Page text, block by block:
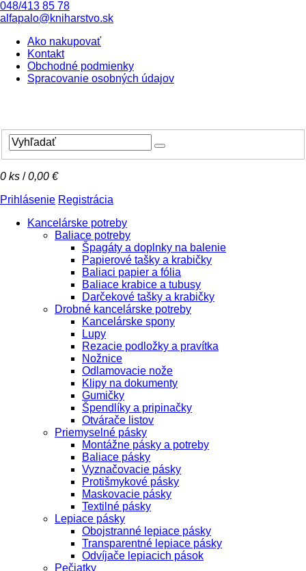
048/413 85 78
alfapalo@kniharstvo.sk
Ako nakupovať
Kontakt
Obchodné podmienky
Spracovanie osobných údajov
0 ks /0,00 €
Prihlásenie Registrácia
Kancelárske potreby
Baliace potreby
Špagáty a doplnky na balenie
Papierové tašky a krabičky
Baliaci papier a fólia
Baliace krabice a tubusy
Darčekové tašky a krabičky
Drobné kancelárske potreby
Kancelárske spony
Lupy
Rezacie podložky a pravítka
Nožnice
Odlamovacie nože
Klipy na dokumenty
Gumičky
Špendlíky a pripinačky
Otvárače listov
Priemyselné pásky
Montážne pásky a potreby
Baliace pásky
Vyznačovacie pásky
Protišmykové pásky
Maskovacie pásky
Textilné pásky
Lepiace pásky
Obojstranné lepiace pásky
Transparentné lepiace pásky
Odvíjače lepiacich pások
Pečiatky